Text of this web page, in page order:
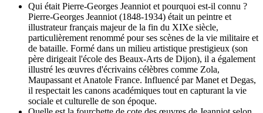
Qui était Pierre-Georges Jeanniot et pourquoi est-il connu ?
Pierre-Georges Jeanniot (1848-1934) était un peintre et
illustrateur français majeur de la fin du XIXe siècle,
particulièrement renommé pour ses scènes de la vie militaire et
de bataille. Formé dans un milieu artistique prestigieux (son
père dirigeait l'école des Beaux-Arts de Dijon), il a également
illustré les œuvres d'écrivains célèbres comme Zola,
Maupassant et Anatole France. Influencé par Manet et Degas,
il respectait les canons académiques tout en capturant la vie
sociale et culturelle de son époque.